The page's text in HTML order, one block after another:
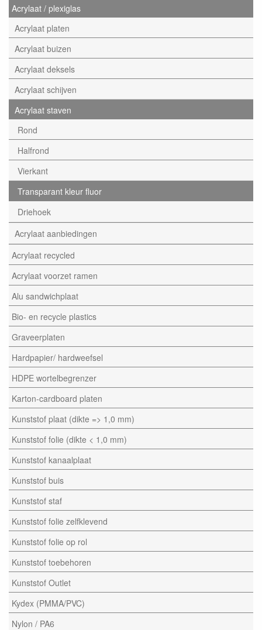
Acrylaat / plexiglas
Acrylaat platen
Acrylaat buizen
Acrylaat deksels
Acrylaat schijven
Acrylaat staven
Rond
Halfrond
Vierkant
Transparant kleur fluor
Driehoek
Acrylaat aanbiedingen
Acrylaat recycled
Acrylaat voorzet ramen
Alu sandwichplaat
Bio- en recycle plastics
Graveerplaten
Hardpapier/ hardweefsel
HDPE wortelbegrenzer
Karton-cardboard platen
Kunststof plaat (dikte => 1,0 mm)
Kunststof folie (dikte < 1,0 mm)
Kunststof kanaalplaat
Kunststof buis
Kunststof staf
Kunststof folie zelfklevend
Kunststof folie op rol
Kunststof toebehoren
Kunststof Outlet
Kydex (PMMA/PVC)
Nylon / PA6